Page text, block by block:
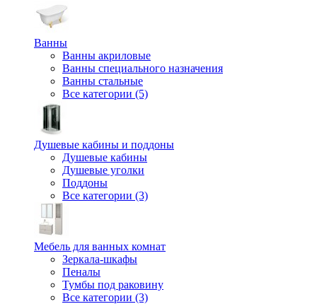
Ванны
Ванны акриловые
Ванны специального назначения
Ванны стальные
Все категории (5)
Душевые кабины и поддоны
Душевые кабины
Душевые уголки
Поддоны
Все категории (3)
Мебель для ванных комнат
Зеркала-шкафы
Пеналы
Тумбы под раковину
Все категории (3)